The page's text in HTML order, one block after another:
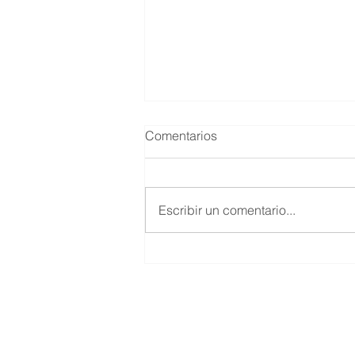
Comentarios
Escribir un comentario...